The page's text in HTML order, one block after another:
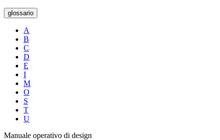
glossario
A
B
C
D
E
I
M
O
S
T
U
Manuale operativo di design